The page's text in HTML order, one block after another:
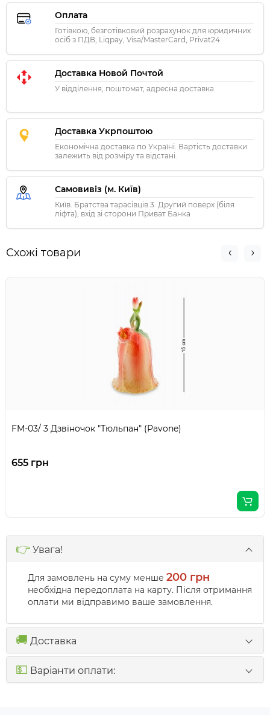
Оплата
Готівкою, безготівковий розрахунок для юридичних
осіб з ПДВ, Liqpay, Visa/MasterCard, Privat24
Доставка Новой Почтой
У відділення, поштомат, адресна доставка
Доставка Укрпоштою
Економічна доставка по Україні. Вартість доставки
залежить від розміру та відстані.
Самовивіз (м. Київ)
Київ. Братства тарасівців 3. Другий поверх (біля
ліфта), вхід зі сторони Приват Банка
Схожі товари
FM-03/ 3 Дзвіночок "Тюльпан" (Pavone)
655 грн
👉 Увага!
Для замовлень на суму менше 200 грн
необхідна передоплата на карту. Після отримання
оплати ми відправимо ваше замовлення.
🚚 Доставка
💵 Варіанти оплати: